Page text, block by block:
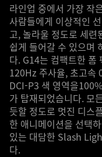
라인업 중에서 가장 작
사람들에게 이상적인
고, 놀라울 정도로 세련
쉽게 들어갈 수 있으며
다. G14는 컴팩트한 폼
120Hz 주사율, 초고속
DCI-P3 색 영역을
가 탑재되었습니다. 모
듯할 정도로 멋진 디스
한 애니메이션을 선택
있는 대담한 Slash
다.